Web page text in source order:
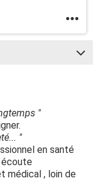
"
"
en santé
écoute
médical , loin de